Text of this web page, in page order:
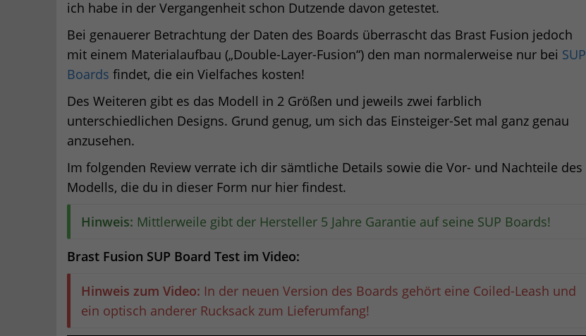
ich habe in der Vergangenheit schon Dutzende davon getestet.
Bei genauerer Betrachtung der Daten des Boards überrascht das Brast Fusion jedoch
mit einem Materialaufbau („Double-Layer-Fusion“) den man normalerweise nur bei SUP
Boards findet, die ein Vielfaches kosten!
Des Weiteren gibt es das Modell in 2 Größen und jeweils zwei farblich
unterschiedlichen Designs. Grund genug, um sich das Einsteiger-Set mal ganz genau
anzusehen.
Im folgenden Review verrate ich dir sämtliche Details sowie die Vor- und Nachteile des
Modells, die du in dieser Form nur hier findest.
Hinweis: Mittlerweile gibt der Hersteller 5 Jahre Garantie auf seine SUP Boards!
Brast Fusion SUP Board Test im Video:
Hinweis zum Video: In der neuen Version des Boards gehört eine Coiled-Leash und
ein optisch anderer Rucksack zum Lieferumfang!